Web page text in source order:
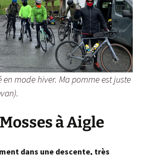
mode hiver. Ma pomme est juste
à Aigle
dans une descente, très